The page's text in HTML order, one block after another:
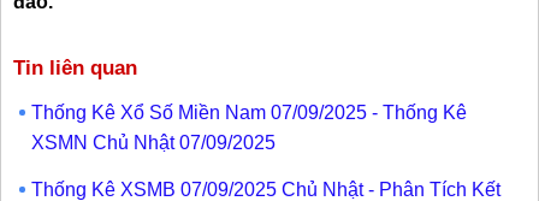
Tin liên quan
Thống Kê Xổ Số Miền Nam 07/09/2025 - Thống Kê
XSMN Chủ Nhật 07/09/2025
Thống Kê XSMB 07/09/2025 Chủ Nhật - Phân Tích Kết